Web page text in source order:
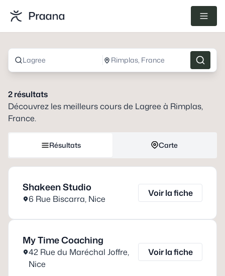
Lagree Rimplas, France
2résultats
Découvrez les meilleurs cours de Lagree à Rimplas,
France.
Résultats Carte
Shakeen Studio
6 Rue Biscarra, Nice
Voir la fiche
My Time Coaching
42 Rue du Maréchal Joffre,
Nice
Voir la fiche